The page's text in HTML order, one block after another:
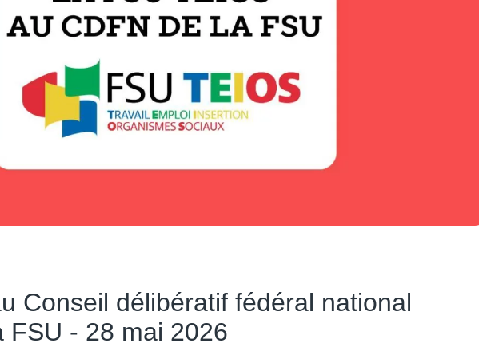
Conseil délibératif fédéral national
- 28 mai 2026